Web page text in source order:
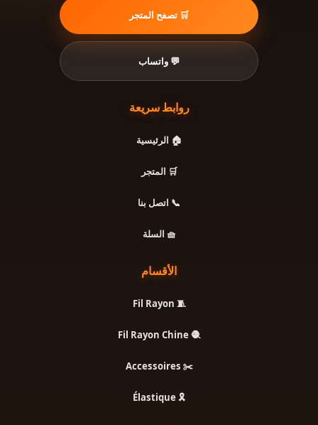
🛒 تصفح المتجر
💬 واتساب
روابط سريعة
🏠 الرئيسية
🛒 المتجر
📞 اتصل بنا
🧺 السلة
الأقسام
🧵 Fil Rayon
🧶 Fil Rayon Chine
✂️ Accessoires
🎗️ Élastique